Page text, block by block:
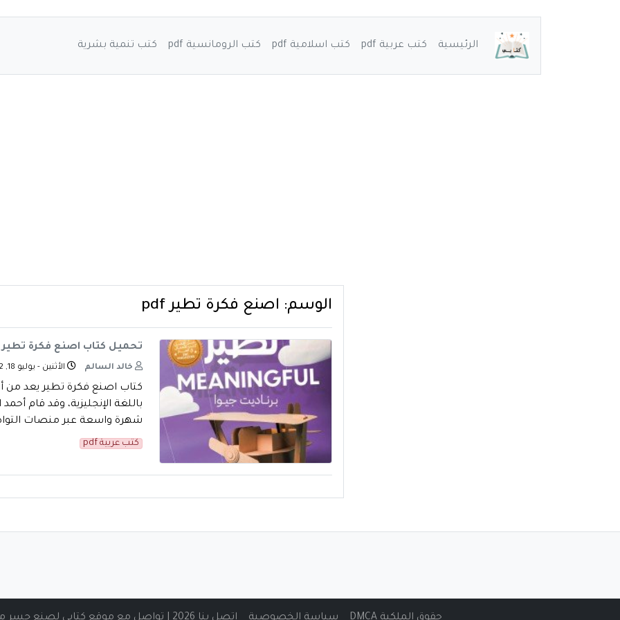
الرئيسية كتب عربية pdf كتب اسلامية pdf كتب الرومانسية pdf كتب تنمية بشرية
الوسم: اصنع فكرة تطير pdf
تحميل كتاب اصنع فكرة تطير pdf للكاتب بيرناديت جيوا
خالد السالم الأثنين - يوليو 18, 2022
كتاب اصنع فكرة تطير يعد من
باللغة الإنجليزية، وقد قام
شهرة واسعة عبر منصات
كتب عربية pdf